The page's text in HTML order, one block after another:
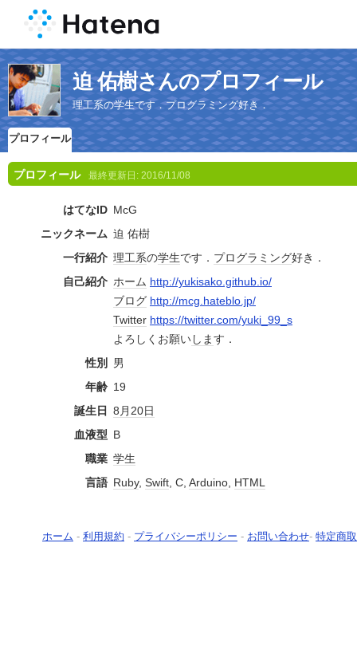
迫 佑樹さんのプロフィール
理工系の学生です．プログラミング好き．
プロフィール
プロフィール 最終更新日: 2016/11/08
はてなID McG
ニックネーム 迫 佑樹
一行紹介 理工系の学生です． プログラミング好き．
自己紹介 ホーム http://yukisako.github.io/
ブログ http://mcg.hateblo.jp/
Twitter https://twitter.com/yuki_99_s
よろしくお願いします．
性別
男
年齢 19
誕生日
8月20日
血液型 B
職業 学生
言語 Ruby, Swift, C, Arduino, HTML
ホーム - 利用規約 - プライバシーポリシー - お問い合わせ- 特定商